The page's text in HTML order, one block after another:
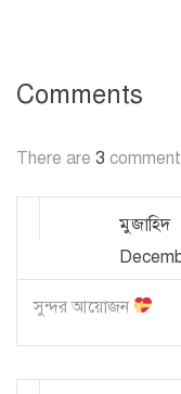
Comments
There are 3
মুজাহিদ
সুন্দর আয়োজন